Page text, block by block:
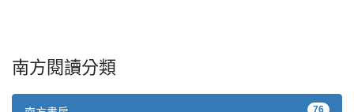
南方閱讀分類